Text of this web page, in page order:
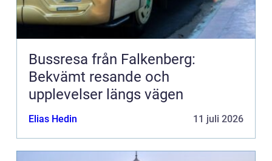
Bussresa från Falkenberg:
Bekvämt resande och
upplevelser längs vägen
Elias Hedin 11 juli 2026